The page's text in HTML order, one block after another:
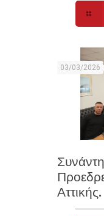
03/03/2026
Αττικής.